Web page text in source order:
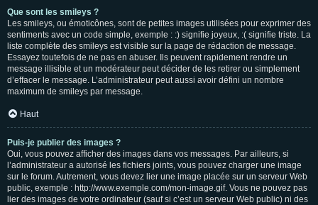
Que sont les smileys ?
Les smileys, ou émoticônes, sont de petites images utilisées pour exprimer des
sentiments avec un code simple, exemple : :) signifie joyeux, :( signifie triste. La
liste complète des smileys est visible sur la page de rédaction de message.
Essayez toutefois de ne pas en abuser. Ils peuvent rapidement rendre un
message illisible et un modérateur peut décider de les retirer ou simplement
d’effacer le message. L’administrateur peut aussi avoir défini un nombre
maximum de smileys par message.
Haut
Puis-je publier des images ?
Oui, vous pouvez afficher des images dans vos messages. Par ailleurs, si
l’administrateur a autorisé les fichiers joints, vous pouvez charger une image
sur le forum. Autrement, vous devez lier une image placée sur un serveur Web
public, exemple : http://www.exemple.com/mon-image.gif. Vous ne pouvez pas
lier des images de votre ordinateur (sauf si c’est un serveur Web public) ni des